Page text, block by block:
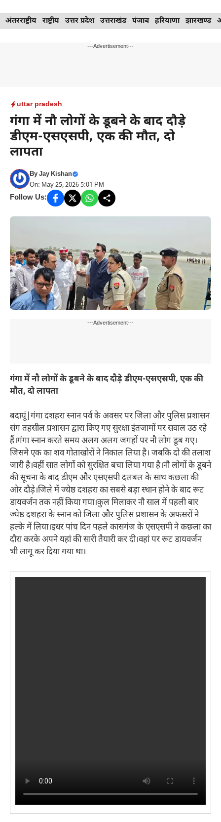
Skip
to
अंतरराष्ट्रीय राष्ट्रीय उत्तर प्रदेश उत्तराखंड पंजाब हरियाणा झारखण्ड
---Advertisement---
uttar pradesh
गंगा में नौ लोगों के डूबने के बाद दौड़े
डीएम-एसएसपी, एक की मौत, दो
लापता
ByJay Kishan
On: May 25, 2026 5:01 PM
Follow Us:
---Advertisement---
गंगा में नौ लोगों के डूबने के बाद दौड़े डीएम-एसएसपी, एक की
मौत, दो लापता
बदायूं|गंगा दशहरा स्नान पर्व के अवसर पर जिला और पुलिस प्रशासन
संग तहसील प्रशासन द्वारा किए गए सुरक्षा इंतजामों पर सवाल उठ रहे
हैं।गंगा स्नान करते समय अलग अलग जगहों पर नौ लोग डूब गए।
जिसमे एक का शव गोताखोरों ने निकाल लिया है। जबकि दो की तलाश
जारी है।वहीं सात लोगों को सुरक्षित बचा लिया गया है।नौ लोगों के डूबने
की सूचना के बाद डीएम और एसएसपी दलबल के साथ कछला की
ओर दौड़े।जिले में ज्येष्ठ दशहरा का सबसे बड़ा स्थान होने के बाद रूट
डायवर्जन तक नहीं किया गया।कुल मिलाकर नौ साल में पहली बार
ज्येष्ठ दशहरा के स्नान को जिला और पुलिस प्रशासन के अफसरों ने
हल्के में लिया।इधर पांच दिन पहले कासगंज के एसएसपी ने कछला का
दौरा करके अपने यहां की सारी तैयारी कर दी।वहां पर रूट डायवर्जन
भी लागू कर दिया गया था।